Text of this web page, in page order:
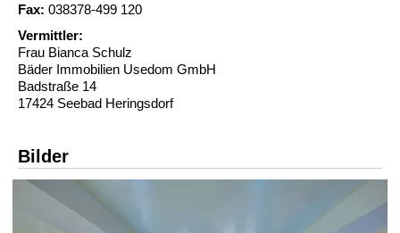
Fax: 038378-499 120
Vermittler:
Frau Bianca Schulz
Bäder Immobilien Usedom GmbH
Badstraße 14
17424 Seebad Heringsdorf
Bilder